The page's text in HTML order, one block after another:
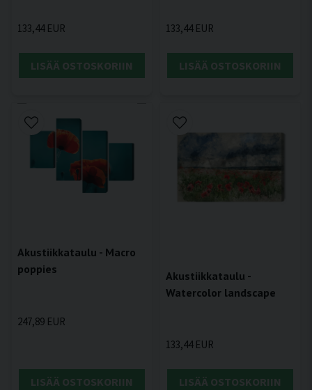
133,44 EUR
LISÄÄ OSTOSKORIIN
133,44 EUR
LISÄÄ OSTOSKORIIN
Akustiikkataulu - Macro
poppies
247,89 EUR
LISÄÄ OSTOSKORIIN
Akustiikkataulu -
Watercolor landscape
133,44 EUR
LISÄÄ OSTOSKORIIN